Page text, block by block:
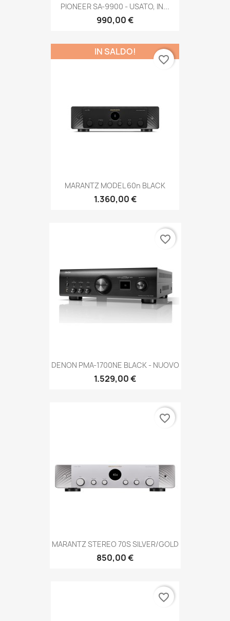
PIONEER SA-9900 - USATO, IN...
990,00 €
MARANTZ MODEL 60n BLACK
1.360,00 €
IN SALDO!
favorite_border
DENON PMA-1700NE BLACK - NUOVO
1.529,00 €
favorite_border
MARANTZ STEREO 70S SILVER/GOLD
850,00 €
favorite_border
favorite_border